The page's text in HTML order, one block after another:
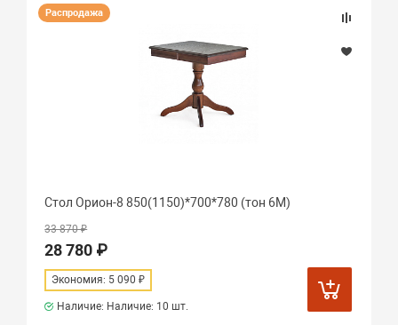
Распродажа
Стол Орион-8 850(1150)*700*780 (тон 6М)
33 870 ₽
28 780 ₽
Экономия: 5 090 ₽
Наличие: Наличие: 10 шт.